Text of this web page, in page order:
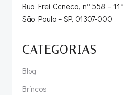
Rua Frei Caneca, nº 558 –
São Paulo – SP, 01307-000
CATEGORIAS
Blog
Brincos